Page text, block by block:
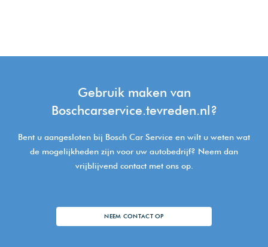
Gebruik maken van
Boschcarservice.tevreden.nl?
Bent u aangesloten bij Bosch Car Service en wilt u weten wat
de mogelijkheden zijn voor uw autobedrijf? Neem dan
vrijblijvend contact met ons op.
NEEM CONTACT OP